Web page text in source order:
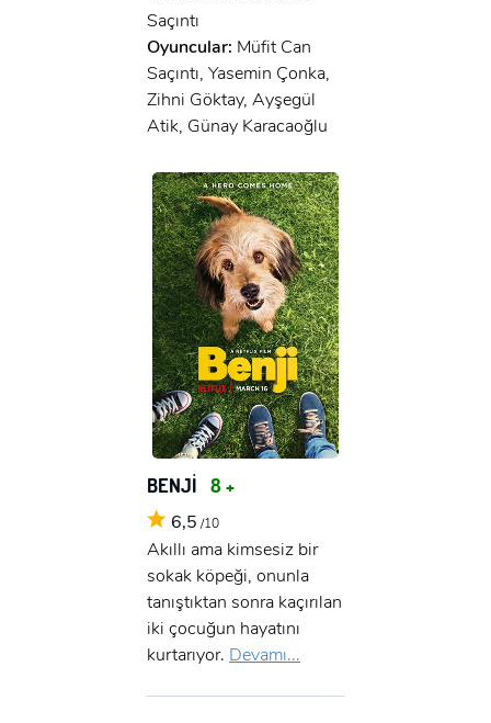
Saçıntı
Oyuncular: Müfit Can
Saçıntı, Yasemin Çonka,
Zihni Göktay, Ayşegül
Atik, Günay Karacaoğlu
BENJİ 8 +
6,5 /10
Akıllı ama kimsesiz bir
sokak köpeği, onunla
tanıştıktan sonra kaçırılan
iki çocuğun hayatını
kurtarıyor. Devamı...